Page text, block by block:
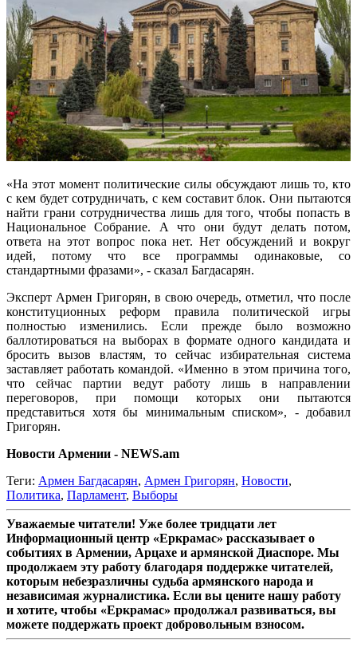
«На этот момент политические силы обсуждают лишь то, кто
с кем будет сотрудничать, с кем составит блок. Они пытаются
найти грани сотрудничества лишь для того, чтобы попасть в
Национальное Собрание. А что они будут делать потом,
ответа на этот вопрос пока нет. Нет обсуждений и вокруг
идей, потому что все программы одинаковые, со
стандартными фразами», - сказал Багдасарян.
Эксперт Армен Григорян, в свою очередь, отметил, что после
конституционных реформ правила политической игры
полностью изменились. Если прежде было возможно
баллотироваться на выборах в формате одного кандидата и
бросить вызов властям, то сейчас избирательная система
заставляет работать командой. «Именно в этом причина того,
что сейчас партии ведут работу лишь в направлении
переговоров, при помощи которых они пытаются
представиться хотя бы минимальным списком», - добавил
Григорян.
Новости Армении - NEWS.am
Теги: Армен Багдасарян, Армен Григорян, Новости,
Политика, Парламент, Выборы
Уважаемые читатели! Уже более тридцати лет
Информационный центр «Еркрамас» рассказывает о
событиях в Армении, Арцахе и армянской Диаспоре. Мы
продолжаем эту работу благодаря поддержке читателей,
которым небезразличны судьба армянского народа и
независимая журналистика. Если вы цените нашу работу
и хотите, чтобы «Еркрамас» продолжал развиваться, вы
можете поддержать проект добровольным взносом.